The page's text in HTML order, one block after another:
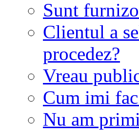
Sunt
Clientul a
procedez?
Vreau
Cum imi
Nu am